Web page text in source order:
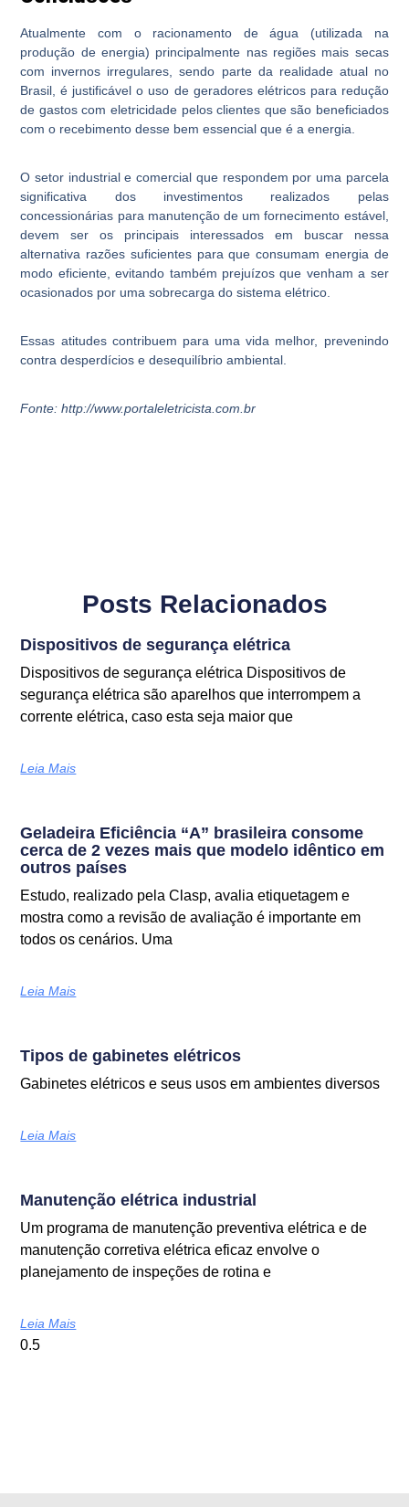
Atualmente com o racionamento de água (utilizada na
produção de energia) principalmente nas regiões mais secas
com invernos irregulares, sendo parte da realidade atual no
Brasil, é justificável o uso de geradores elétricos para redução
de gastos com eletricidade pelos clientes que são beneficiados
com o recebimento desse bem essencial que é a energia.
O setor industrial e comercial que respondem por uma parcela
significativa dos investimentos realizados pelas
concessionárias para manutenção de um fornecimento estável,
devem ser os principais interessados em buscar nessa
alternativa razões suficientes para que consumam energia de
modo eficiente, evitando também prejuízos que venham a ser
ocasionados por uma sobrecarga do sistema elétrico.
Essas atitudes contribuem para uma vida melhor, prevenindo
contra desperdícios e desequilíbrio ambiental.
Fonte: http://www.portaleletricista.com.br
Posts Relacionados
Dispositivos de segurança elétrica
Dispositivos de segurança elétrica Dispositivos de
segurança elétrica são aparelhos que interrompem a
corrente elétrica, caso esta seja maior que
Leia Mais
Geladeira Eficiência “A” brasileira consome
cerca de 2 vezes mais que modelo idêntico em
outros países
Estudo, realizado pela Clasp, avalia etiquetagem e
mostra como a revisão de avaliação é importante em
todos os cenários. Uma
Leia Mais
Tipos de gabinetes elétricos
Gabinetes elétricos e seus usos em ambientes diversos
Leia Mais
Manutenção elétrica industrial
Um programa de manutenção preventiva elétrica e de
manutenção corretiva elétrica eficaz envolve o
planejamento de inspeções de rotina e
Leia Mais